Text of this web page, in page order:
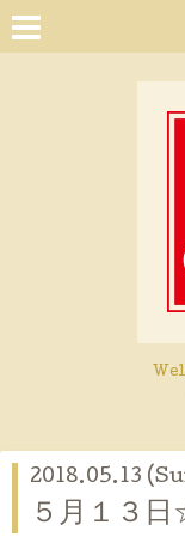
2018.05.13
５月１３